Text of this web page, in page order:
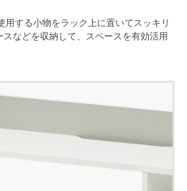
用する小物をラック上に置いてスッキリ
などを収納して、スペースを有効活用